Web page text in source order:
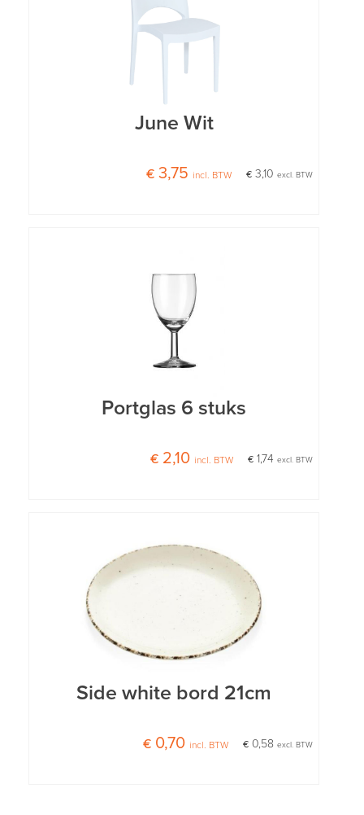
June Wit
€ 3,10excl. BTW
€ 3,75 incl. BTW
Portglas 6 stuks
€ 1,74excl. BTW
€ 2,10 incl. BTW
Side white bord 21cm
€ 0,58excl. BTW
€ 0,70 incl. BTW